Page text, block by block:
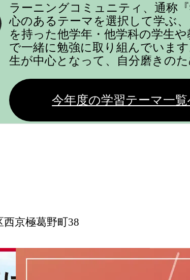
ラーニングコミュニティ、通称
心のあるテーマを選択して学ぶ
を持った他学年・他学科の学生
で一緒に勉強に取り組んでいま
生が中心となって、自分磨きの
今年度の学習テーマ一覧
京極葛野町38